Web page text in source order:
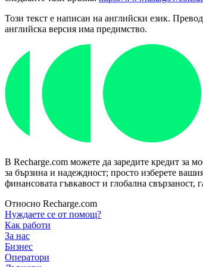
Този текст е написан на английски език.
английска версия има предимство.
В Recharge.com можете да заредите кредит за
за бързина и надеждност; просто изберете
финансовата гъвкавост и глобална
Относно Recharge.com
Нуждаете се от помощ?
Как работи
За нас
Бизнес
Оператори